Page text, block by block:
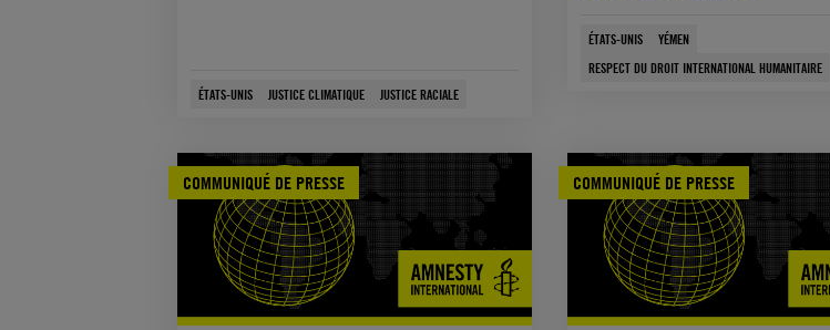
ÉTATS-UNIS JUSTICE CLIMATIQUE JUSTICE RACIALE
ÉTATS-UNIS
YÉMEN
RESPECT DU DROIT INTERNATIONAL HUMANITAIRE
COMMUNIQUÉ DE PRESSE COMMUNIQUÉ DE PRESSE